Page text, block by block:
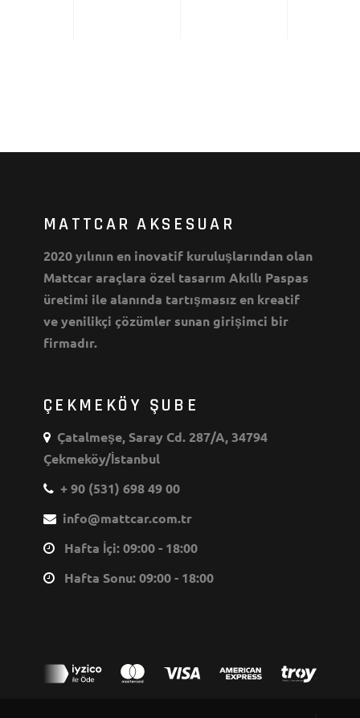
MATTCAR AKSESUAR
2020 yılının en inovatif kuruluşlarından olan
Mattcar araçlara özel tasarım Akıllı Paspas
üretimi ile alanında tartışmasız en kreatif
ve yenilikçi çözümler sunan girişimci bir
firmadır.
ÇEKMEKÖY ŞUBE
Çatalmeşe, Saray Cd. 287/A, 34794
Çekmeköy/İstanbul
+ 90 (531) 698 49 00
info@mattcar.com.tr
Hafta İçi: 09:00 - 18:00
Hafta Sonu: 09:00 - 18:00